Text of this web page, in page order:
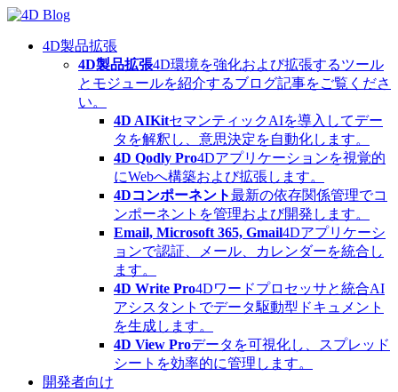
Skip
content4D製品拡張
4D製品拡張4D環境を強化および拡張するツール
とモジュールを紹介するブログ記事をご覧くださ
い。
4D AIKitセマンティックAIを導入してデー
タを解釈し、意思決定を自動化します。
4D Qodly Pro4Dアプリケーションを視覚的
にWebへ構築および拡張します。
4Dコンポーネント最新の依存関係管理でコ
ンポーネントを管理および開発します。
Email, Microsoft 365, Gmail4Dアプリケーシ
ョンで認証、メール、カレンダーを統合し
ます。
4D Write Pro4Dワードプロセッサと統合AI
アシスタントでデータ駆動型ドキュメント
を生成します。
4D View Proデータを可視化し、スプレッド
シートを効率的に管理します。
開発者向け